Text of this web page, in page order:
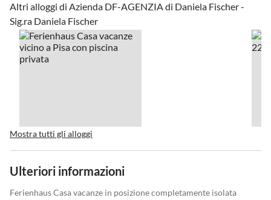
Altri alloggi di Azienda DF-AGENZIA di Daniela Fischer -
Sig.ra Daniela Fischer
Mostra tutti gli alloggi
Ulteriori informazioni
Ferienhaus Casa vacanze in posizione completamente isolata